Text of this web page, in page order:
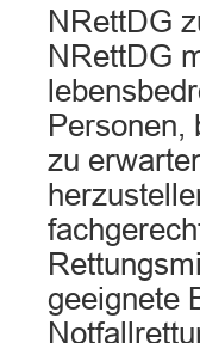
NRettDG
NRettDG
Personen,
zu
geeignete